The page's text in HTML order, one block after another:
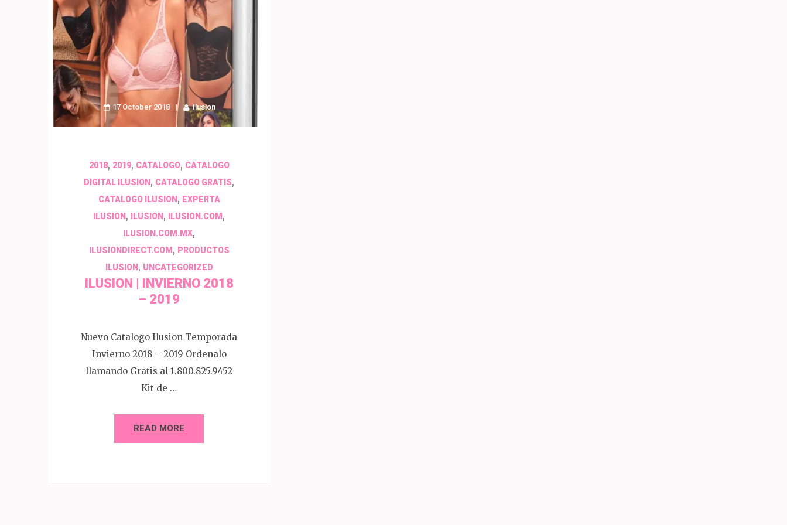
17 October 2018 Ilusion
2018, 2019, CATALOGO, CATALOGO
DIGITAL ILUSION , CATALOGO GRATIS,
CATALOGO ILUSION, EXPERTA
ILUSION , ILUSION , ILUSION.COM ,
ILUSION.COM.MX,
ILUSIONDIRECT.COM , PRODUCTOS
ILUSION, UNCATEGORIZED
ILUSION | INVIERNO 2018
– 2019
Nuevo Catalogo Ilusion Temporada
Invierno 2018 – 2019 Ordenalo
llamando Gratis al 1.800.825.9452
Kit de …
READ MORE